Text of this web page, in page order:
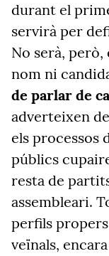
durant el
servirà per
No serà,
nom ni
de parlar de
adverteixen
els processos
públics
resta de
assembleari.
perfils
veïnals,